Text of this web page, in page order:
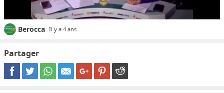
Berocca Il y a 4 ans
Partager